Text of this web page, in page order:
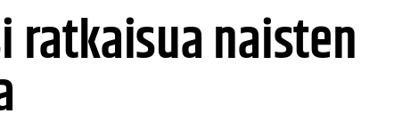
naisten